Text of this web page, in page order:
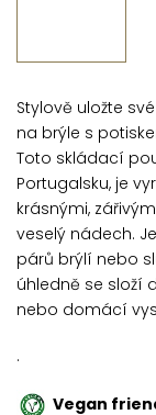
Stylově uložte
na brýle s
Toto skládací
Portugalsku, je
krásnými,
veselý nádech.
párů brýlí nebo
úhledně se složí
nebo domácí
.
Vegan